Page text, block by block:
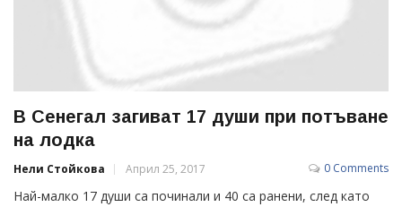
В Сенегал загиват 17 души при потъване
на лодка
Нели Стойкова Април 25, 2017 0 Comments
Най-малко 17 души са починали и 40 са ранени, след като